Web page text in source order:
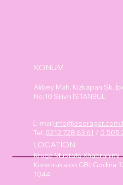
KONUM
Alibey Mah. Kızkapan Sk.
No:10 Silivri İSTANBUL
E-mail:
Tel: 0212 728 63 61 / 0 505
LOCATION
Rruga Mustafa
Konstruksion GBI, Godina
1044